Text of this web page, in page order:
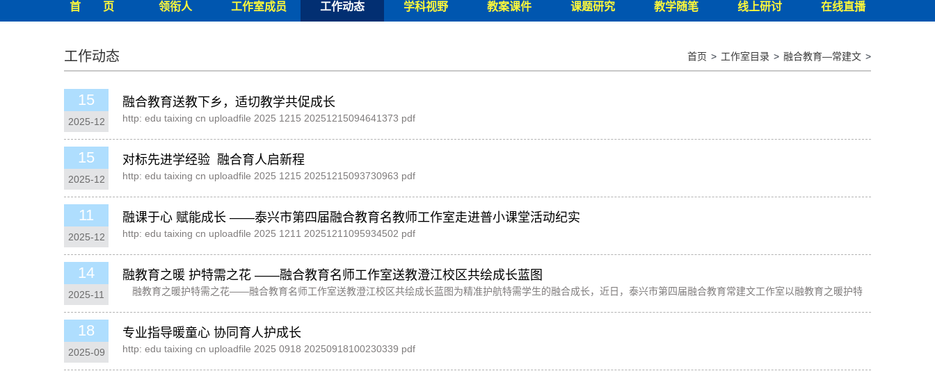
首 页 领衔人 工作室成员 工作动态 学科视野 教案课件 课题研究 教学随笔 线上研讨 在线直播
工作动态 首页 > 工作室目录 > 融合教育—常建文 >
15
2025-12
融合教育送教下乡，适切教学共促成长
http: edu taixing cn uploadfile 2025 1215 20251215094641373 pdf
15
2025-12
对标先进学经验 融合育人启新程
http: edu taixing cn uploadfile 2025 1215 20251215093730963 pdf
11
2025-12
融课于心 赋能成长 ——泰兴市第四届融合教育名教师工作室走进普小课堂活动纪实
http: edu taixing cn uploadfile 2025 1211 20251211095934502 pdf
14
2025-11
融教育之暖 护特需之花 ——融合教育名师工作室送教澄江校区共绘成长蓝图
融教育之暖护特需之花——融合教育名师工作室送教澄江校区共绘成长蓝图为精准护航特需学生的融合成长，近日，泰兴市第四届融合教育常建文工作室以融教育之暖护特
18
2025-09
专业指导暖童心 协同育人护成长
http: edu taixing cn uploadfile 2025 0918 20250918100230339 pdf